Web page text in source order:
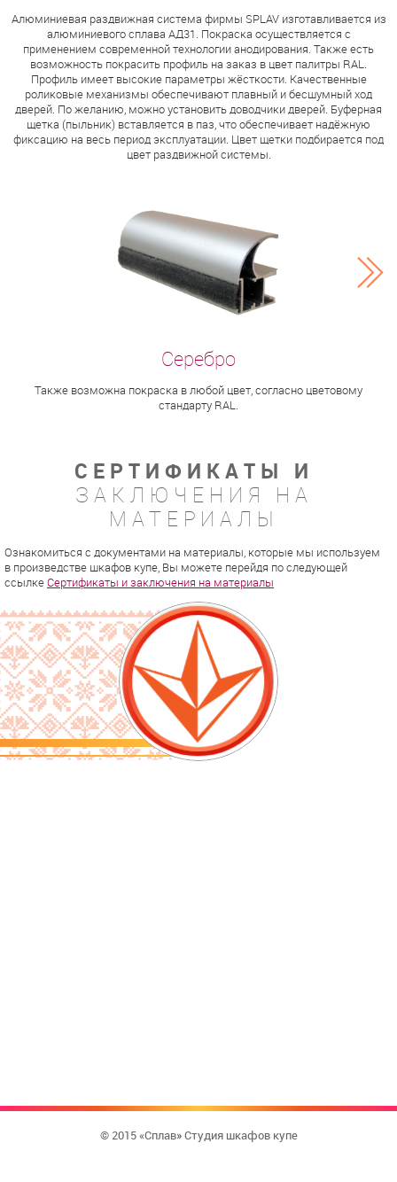
Алюминиевая раздвижная система фирмы SPLAV изготавливается из
алюминиевого сплава АД31. Покраска осуществляется с
применением современной технологии анодирования. Также есть
возможность покрасить профиль на заказ в цвет палитры RAL.
Профиль имеет высокие параметры жёсткости. Качественные
роликовые механизмы обеспечивают плавный и бесшумный ход
дверей. По желанию, можно установить доводчики дверей. Буферная
щетка (пыльник) вставляется в паз, что обеспечивает надёжную
фиксацию на весь период эксплуатации. Цвет щетки подбирается под
цвет раздвижной системы.
Также возможна покраска в любой цвет, согласно цветовому
стандарту RAL.
СЕРТИФИКАТЫ И
ЗАКЛЮЧЕНИЯ НА
МАТЕРИАЛЫ
Ознакомиться с документами на материалы, которые мы используем
в произведстве шкафов купе, Вы можете перейдя по следующей
ссылкеСертификаты и заключения на материалы
© 2015 «Сплав» Студия шкафов купе